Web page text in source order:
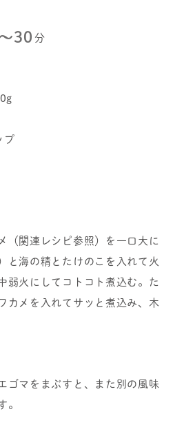
30 分
プ
（関連レシピ参照）を一口大に
と海の精とたけのこを入れて火
弱火にしてコトコト煮込む。た
カメを入れてサッと煮込み、木
ゴマをまぶすと、また別の風味
。